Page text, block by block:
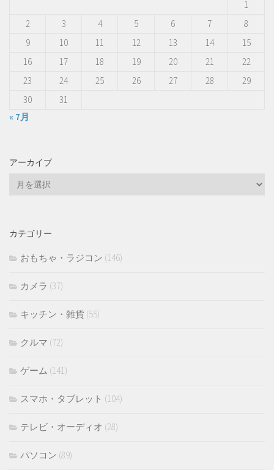
1
2
3 4 5 6 7
8
9
10 11 12 13 14
15
16
17 18 19 20 21
22
23
24 25 26 27 28
29
30
31
« 7月
アーカイブ
ブ
カテゴリー
おもちゃ・ラジコン (146)
カメラ (37)
キッチン・雑貨 (55)
クルマ (72)
ゲーム (141)
スマホ・タブレット (104)
テレビ・オーディオ (28)
パソコン (89)